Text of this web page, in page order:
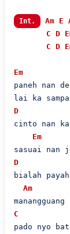
Int. Am E
C D
C D
Em
paneh nan
D
cinto nan
Em
D
bialah
Am
C